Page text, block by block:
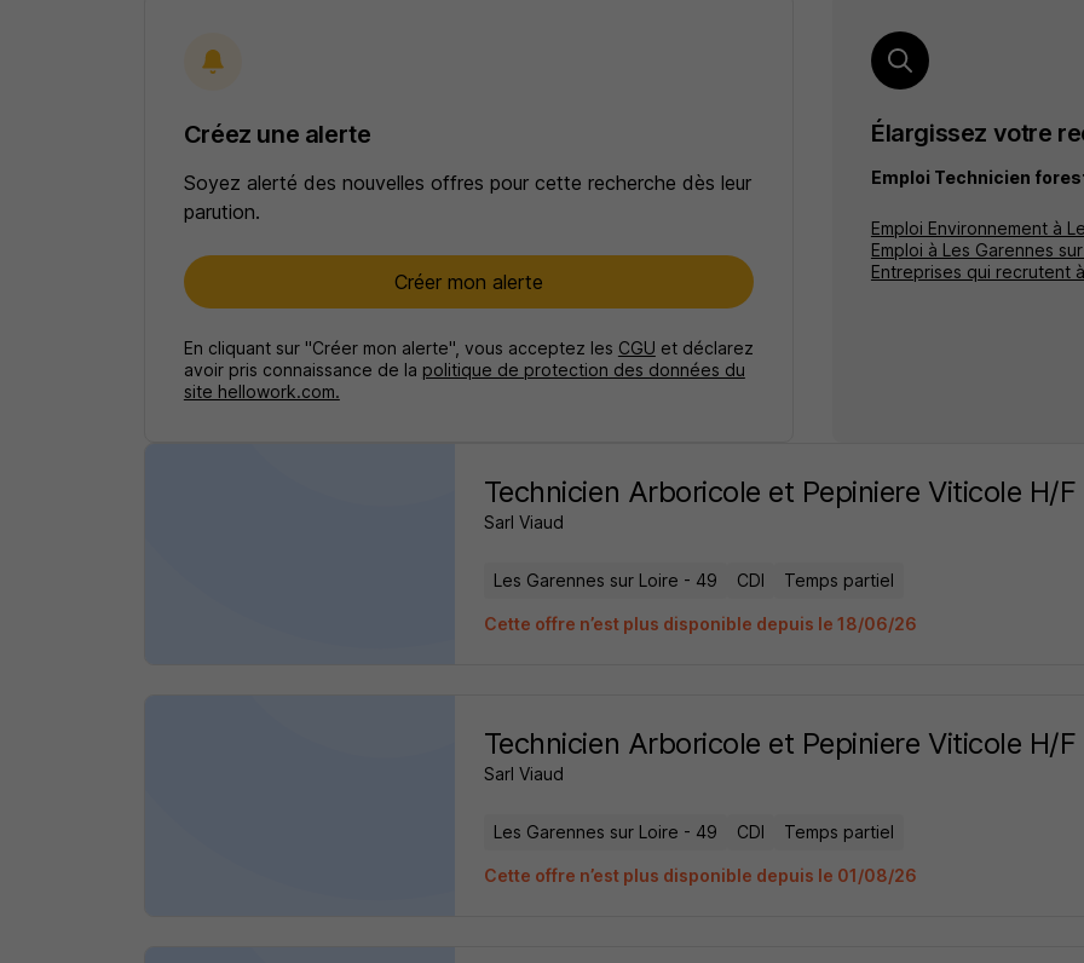
Créez une alerte
Soyez alerté des nouvelles offres pour cette recherche dès leur
parution.
Créer mon alerte
En cliquant sur "Créer mon alerte", vous acceptez les CGU et déclarez
avoir pris connaissance de la politique de protection des données du
site hellowork.com.
Élargissez votre
Emploi Technicien
Emploi Environnement à
Emploi à Les Garennes
Entreprises qui recrutent
Technicien Arboricole et Pepiniere Viticole H/F
Sarl Viaud
Les Garennes sur Loire - 49 CDI Temps partiel
Cette offre n’est plus disponible depuis le 18/06/26
Technicien Arboricole et Pepiniere Viticole H/F
Sarl Viaud
Les Garennes sur Loire - 49 CDI Temps partiel
Cette offre n’est plus disponible depuis le 01/08/26